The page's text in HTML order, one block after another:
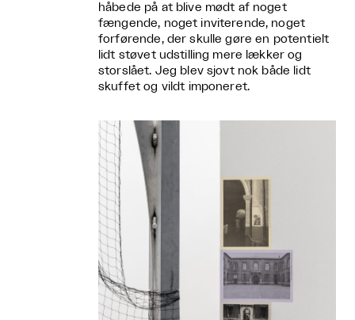
håbede på at blive mødt af noget
fængende, noget inviterende, noget
forførende, der skulle gøre en potentielt
lidt støvet udstilling mere lækker og
storslået. Jeg blev sjovt nok både lidt
skuffet og vildt imponeret.